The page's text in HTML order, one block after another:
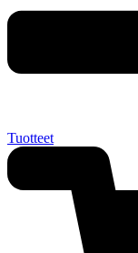
Tuotteet